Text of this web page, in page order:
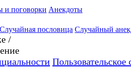
и поговорки Анекдоты
Случайная пословица Случайный
/
Пользовательское